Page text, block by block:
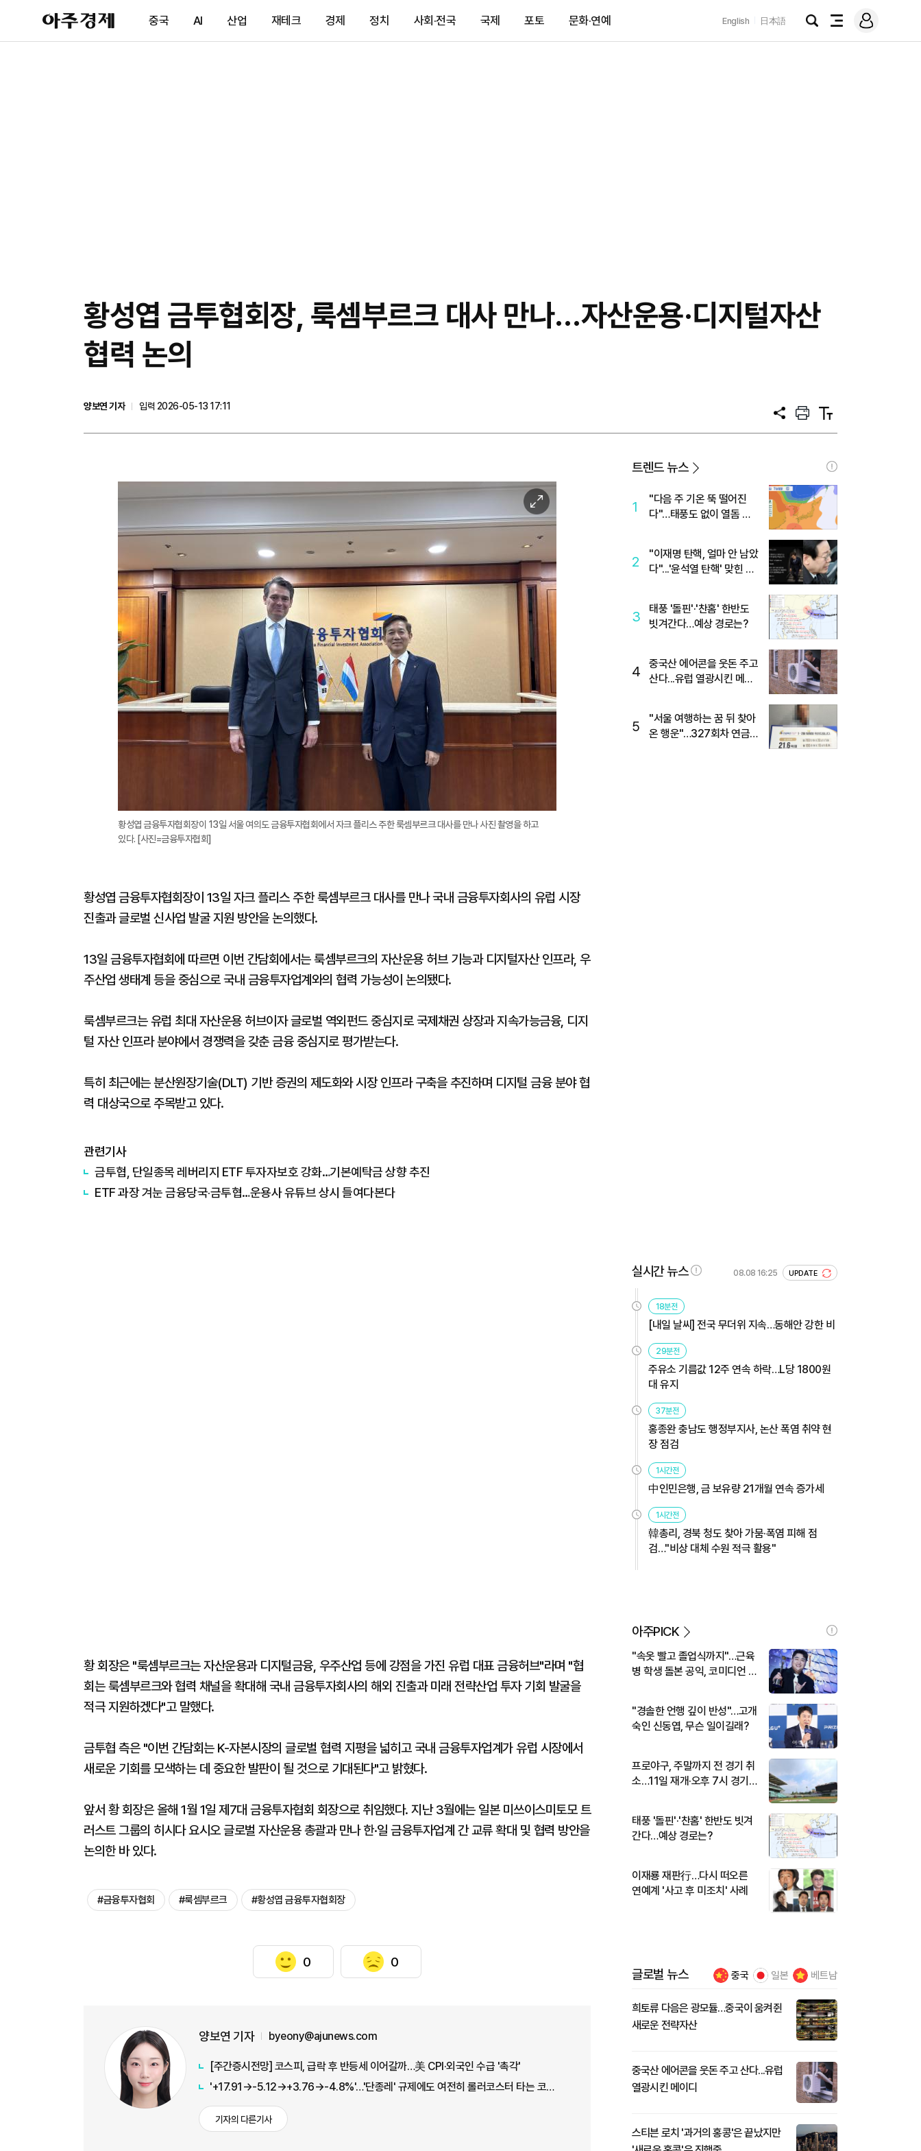
아
주
제
중국 AI 산업 재테크 경제 정치 사회·전국 국제 포토 문화·연예 English 日本語
검
전
메
그
황성엽 금투협회장, 룩셈부르크 대사 만나…자산운용·디지털자산
협력 논의
양보연 기자
입력 2026-05-13 17:11
공
프
트
텍
트
이
미
확
대
황성엽 금융투자협회장이 13일 서울 여의도 금융투자협회에서 자크 플리스 주한 룩셈부르크 대사를 만나 사진 촬영을 하고
있다. [사진=금융투자협회]
황성엽 금융투자협회장이 13일 자크 플리스 주한 룩셈부르크 대사를 만나 국내 금융투자회사의 유럽 시장
진출과 글로벌 신사업 발굴 지원 방안을 논의했다.
13일 금융투자협회에 따르면 이번 간담회에서는 룩셈부르크의 자산운용 허브 기능과 디지털자산 인프라, 우
주산업 생태계 등을 중심으로 국내 금융투자업계와의 협력 가능성이 논의됐다.
룩셈부르크는 유럽 최대 자산운용 허브이자 글로벌 역외펀드 중심지로 국제채권 상장과 지속가능금융, 디지
털 자산 인프라 분야에서 경쟁력을 갖춘 금융 중심지로 평가받는다.
특히 최근에는 분산원장기술(DLT) 기반 증권의 제도화와 시장 인프라 구축을 추진하며 디지털 금융 분야 협
력 대상국으로 주목받고 있다.
관련기사
금투협, 단일종목 레버리지 ETF 투자자보호 강화…기본예탁금 상향 추진
ETF 과장 겨눈 금융당국‧금투협…운용사 유튜브 상시 들여다본다
황 회장은 "룩셈부르크는 자산운용과 디지털금융, 우주산업 등에 강점을 가진 유럽 대표 금융허브"라며 "협
회는 룩셈부르크와 협력 채널을 확대해 국내 금융투자회사의 해외 진출과 미래 전략산업 투자 기회 발굴을
적극 지원하겠다"고 말했다.
금투협 측은 "이번 간담회는 K-자본시장의 글로벌 협력 지평을 넓히고 국내 금융투자업계가 유럽 시장에서
새로운 기회를 모색하는 데 중요한 발판이 될 것으로 기대된다"고 밝혔다.
앞서 황 회장은 올해 1월 1일 제7대 금융투자협회 회장으로 취임했다. 지난 3월에는 일본 미쓰이스미토모 트
러스트 그룹의 히시다 요시오 글로벌 자산운용 총괄과 만나 한·일 금융투자업계 간 교류 확대 및 협력 방안을
논의한 바 있다.
#금융투자협회 #룩셈부르크 #황성엽 금융투자협회장
0 0
양보연 기자 byeony@ajunews.com
[주간증시전망] 코스피, 급락 후 반등세 이어갈까…美 CPI·외국인 수급 '촉각'
'+17.91→-5.12→+3.76→-4.8%'…'단종레' 규제에도 여전히 롤러코스터 타는 코스피
기자의 다른기사
트렌드 뉴스
1
"다음 주 기온 뚝 떨어진
다"…태풍도 없이 열돔 박
2
"이재명 탄핵, 얼마 안 남았
다"...'윤석열 탄핵' 맞힌 무
3
태풍 '돌핀'·'찬홈' 한반도
빗겨간다…예상 경로는?
4
중국산 에어콘을 웃돈 주고
산다...유럽 열광시킨 메이
5
"서울 여행하는 꿈 뒤 찾아
온 행운"…327회차 연금
실시간 뉴스 08.08 16:25 UPDATE
18분전
[내일 날씨] 전국 무더위 지속…동해안 강한 비
29분전
주유소 기름값 12주 연속 하락…L당 1800원
대 유지
37분전
홍종완 충남도 행정부지사, 논산 폭염 취약 현
장 점검
1시간전
中인민은행, 금 보유량 21개월 연속 증가세
1시간전
韓총리, 경북 청도 찾아 가뭄·폭염 피해 점
검…"비상 대체 수원 적극 활용"
아주PICK
"속옷 빨고 졸업식까지"…근육
병 학생 돌본 공익, 코미디언 김
"경솔한 언행 깊이 반성"…고개
숙인 신동엽, 무슨 일이길래?
프로야구, 주말까지 전 경기 취
소…11일 재개·오후 7시 경기
태풍 '돌핀'·'찬홈' 한반도 빗겨
간다…예상 경로는?
이재룡 재판行…다시 떠오른
연예계 '사고 후 미조치' 사례
글로벌 뉴스 중국 일본 베트남
희토류 다음은 광모듈…중국이 움켜쥔
새로운 전략자산
중국산 에어콘을 웃돈 주고 산다...유럽
열광시킨 메이디
스티븐 로치 '과거의 홍콩'은 끝났지만